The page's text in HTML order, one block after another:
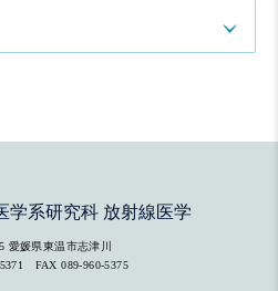
学系研究科 放射線医学
愛媛県東温市志津川
FAX 089-960-5375